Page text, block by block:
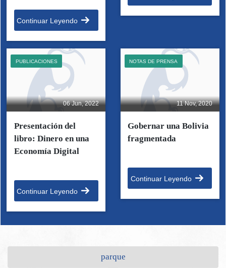
Continuar Leyendo
06 Jun, 2022
PUBLICACIONES
Presentación del
libro: Dinero en una
Economía Digital
Continuar Leyendo
11 Nov, 2020
NOTAS DE PRENSA
Gobernar una Bolivia
fragmentada
Continuar Leyendo
parque